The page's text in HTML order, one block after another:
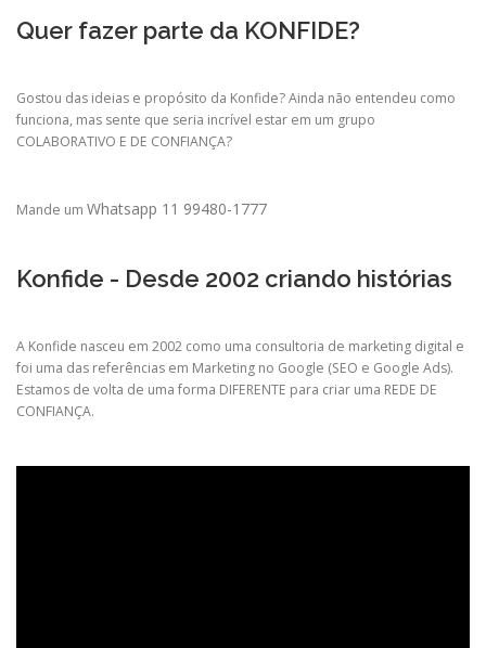
Quer fazer parte da KONFIDE?
Gostou das ideias e propósito da Konfide? Ainda não entendeu como
funciona, mas sente que seria incrível estar em um grupo
COLABORATIVO E DE CONFIANÇA?
Mande um Whatsapp 11 99480-1777
Konfide - Desde 2002 criando histórias
A Konfide nasceu em 2002 como uma consultoria de marketing digital e
foi uma das referências em Marketing no Google (SEO e Google Ads).
Estamos de volta de uma forma DIFERENTE para criar uma REDE DE
CONFIANÇA.